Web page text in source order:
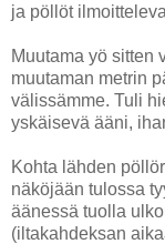
ja pöllöt
Muutama yö sitten
muutaman metrin
välissämme. Tuli
yskäisevä ääni,
Kohta lähden
näköjään tulossa
äänessä tuolla
(iltakahdeksan